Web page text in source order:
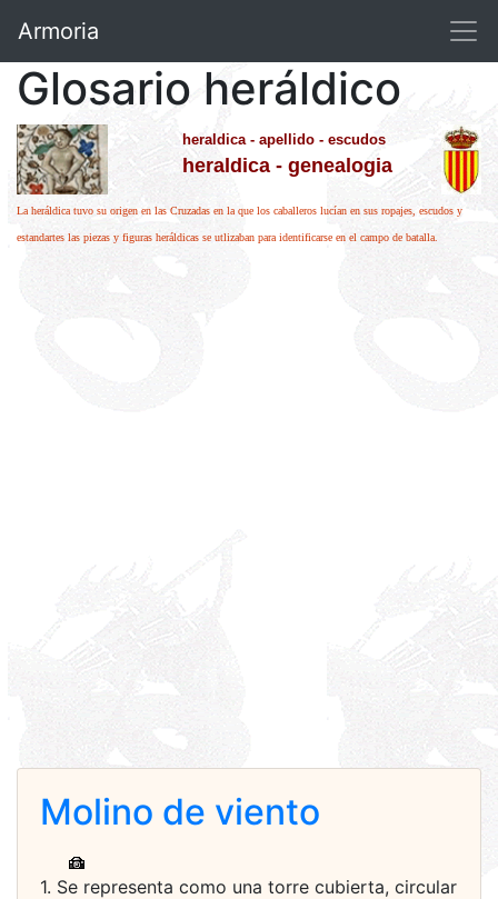
Armoria
Glosario heráldico
heraldica - apellido - escudos
heraldica - genealogia
La heráldica tuvo su origen en las Cruzadas en la que los caballeros lucían en sus ropajes, escudos y
estandartes las piezas y figuras heráldicas se utlizaban para identificarse en el campo de batalla.
Molino de viento
1. Se representa como una torre cubierta, circular